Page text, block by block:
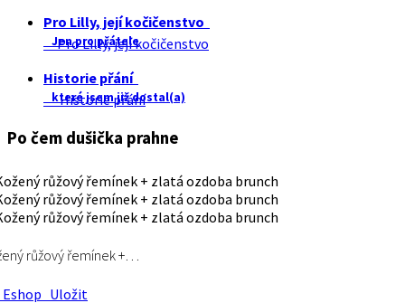
Pro Lilly, její kočičenstvo
Jen pro přátele
Pro Lilly, její kočičenstvo
Historie přání
které jsem již dostal(a)
Historie přání
Po čem dušička prahne
růžový řemínek +…
Uložit